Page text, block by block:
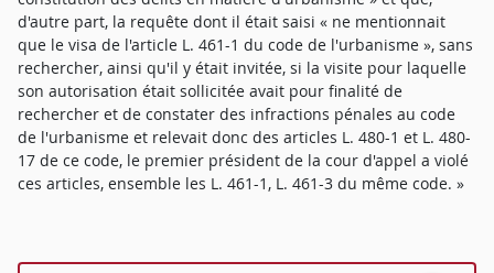
d'autre part, la requête dont il était saisi « ne mentionnait
que le visa de l'article L. 461-1 du code de l'urbanisme », sans
rechercher, ainsi qu'il y était invitée, si la visite pour laquelle
son autorisation était sollicitée avait pour finalité de
rechercher et de constater des infractions pénales au code
de l'urbanisme et relevait donc des articles L. 480-1 et L. 480-
17 de ce code, le premier président de la cour d'appel a violé
ces articles, ensemble les L. 461-1, L. 461-3 du même code. »